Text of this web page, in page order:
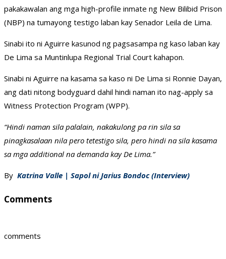
pakakawalan ang mga high-profile inmate ng New Bilibid Prison
(NBP) na tumayong testigo laban kay Senador Leila de Lima.
Sinabi ito ni Aguirre kasunod ng pagsasampa ng kaso laban kay
De Lima sa Muntinlupa Regional Trial Court kahapon.
Sinabi ni Aguirre na kasama sa kaso ni De Lima si Ronnie Dayan,
ang dati nitong bodyguard dahil hindi naman ito nag-apply sa
Witness Protection Program (WPP).
“Hindi naman sila palalain, nakakulong pa rin sila sa
pinagkasalaan nila pero tetestigo sila, pero hindi na sila kasama
sa mga additional na demanda kay De Lima.”
By Katrina Valle | Sapol ni Jarius Bondoc (Interview)
Comments
comments